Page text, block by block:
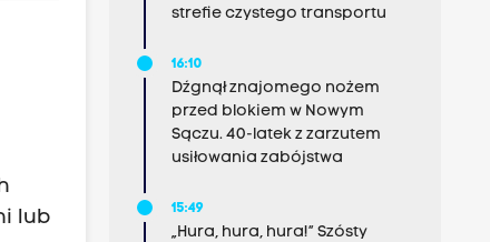
lub
strefie czystego transportu
16:10
Dźgnął znajomego nożem
przed blokiem w Nowym
Sączu. 40-latek z zarzutem
usiłowania zabójstwa
15:49
„Hura, hura, hura!” Szósty